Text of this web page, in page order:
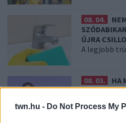
twn.hu - Do Not Process My
08. 04.
ÚJRA
A legjobb
08. 03.
HA
ÉRZELMI
Te szoktad?